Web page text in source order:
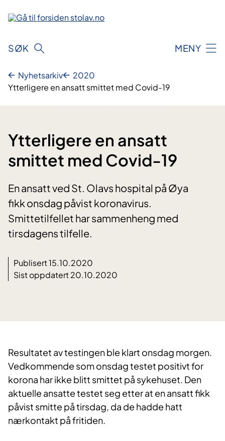
innhold
SØK MENY
Nyhetsarkiv
2020
Ytterligere en ansatt smittet med Covid-19
Ytterligere en ansatt
smittet med Covid-19
En ansatt ved St. Olavs hospital på Øya
fikk onsdag påvist koronavirus.
Smittetilfellet har sammenheng med
tirsdagens tilfelle.
Publisert 15.10.2020
Sist oppdatert 20.10.2020
Resultatet av testingen ble klart onsdag morgen.
Vedkommende som onsdag testet positivt for
korona har ikke blitt smittet på sykehuset. Den
aktuelle ansatte testet seg etter at en ansatt fikk
påvist smitte på tirsdag, da de hadde hatt
nærkontakt på fritiden.